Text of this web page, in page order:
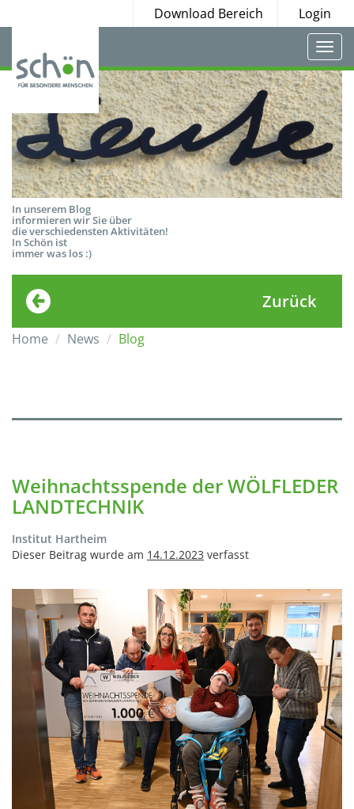
Download Bereich Login
In unserem Blog
informieren wir Sie über
die verschiedensten Aktivitäten!
In Schön ist
immer was los :)
Zurück
Home News Blog
Weihnachtsspende der WÖLFLEDER
LANDTECHNIK
Institut Hartheim
Dieser Beitrag wurde am 14.12.2023 verfasst